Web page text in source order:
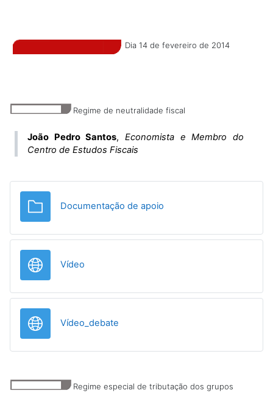
Dia 14 de fevereiro de 2014
Regime de neutralidade fiscal
João Pedro Santos,Economista e Membro do
Centro de Estudos Fiscais
Documentação de apoio
Vídeo
Vídeo_debate
Regime especial de tributação dos grupos